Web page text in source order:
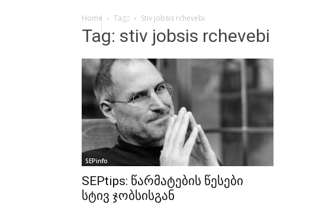
Home Tags Stiv jobsis rchevebi
Tag: stiv jobsis rchevebi
SEPinfo
SEPtips: წარმატების წესები
სტივ ჯობსისგან